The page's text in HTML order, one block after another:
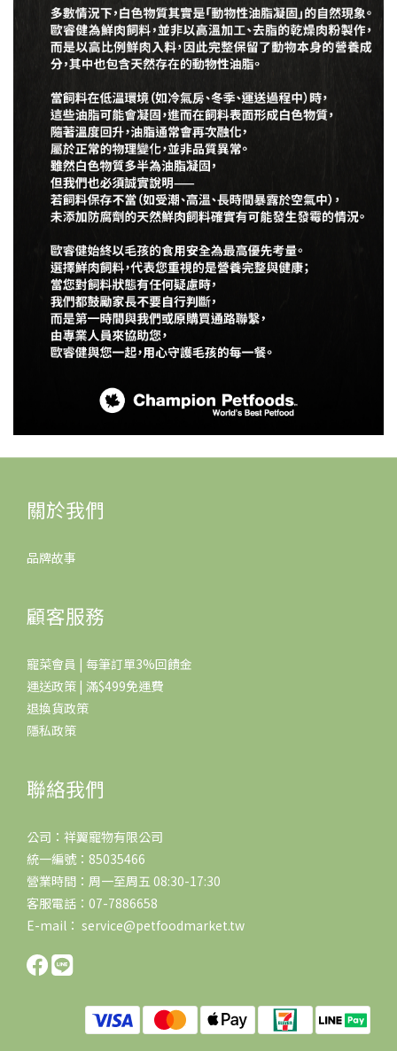
關於我們
品牌故事
顧客服務
寵菜會員 | 每筆訂單3%回饋金
運送政策 | 滿$499免運費
退換貨政策
隱私政策
聯絡我們
公司：祥翼寵物有限公司
統一編號：85035466
營業時間：周一至周五 08:30-17:30
客服電話：07-7886658
E-mail： service@petfoodmarket.tw